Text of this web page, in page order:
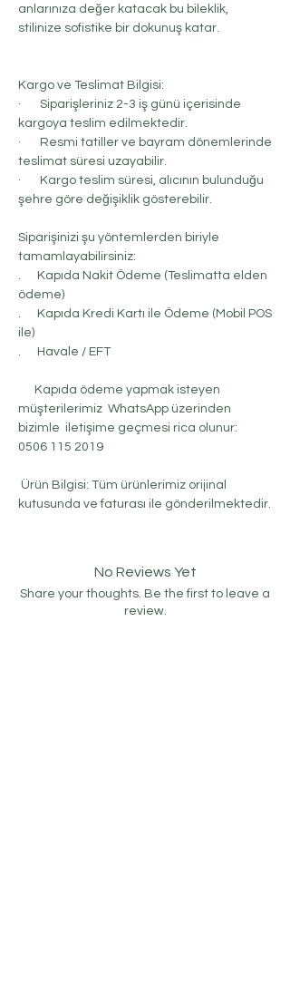
anlarınıza değer katacak bu bileklik,
stilinize sofistike bir dokunuş katar.
Kargo ve Teslimat Bilgisi:
· Siparişleriniz 2-3 iş günü içerisinde
kargoya teslim edilmektedir.
· Resmi tatiller ve bayram dönemlerinde
teslimat süresi uzayabilir.
· Kargo teslim süresi, alıcının bulunduğu
şehre göre değişiklik gösterebilir.
Siparişinizi şu yöntemlerden biriyle
tamamlayabilirsiniz:
. Kapıda Nakit Ödeme (Teslimatta elden
ödeme)
. Kapıda Kredi Kartı ile Ödeme (Mobil POS
ile)
. Havale / EFT
Kapıda ödeme yapmak isteyen
müşterilerimiz WhatsApp üzerinden
bizimle iletişime geçmesi rica olunur:
0506 115 2019
Ürün Bilgisi: Tüm ürünlerimiz orijinal
kutusunda ve faturası ile gönderilmektedir.
No Reviews Yet
Share your thoughts. Be the first to leave a
review.